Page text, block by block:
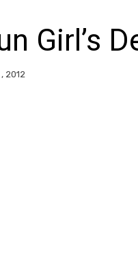
Girl’s
2012